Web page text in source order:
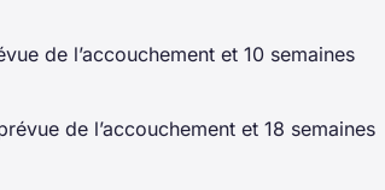
de l’accouchement et 10 semaines
de l’accouchement et 18 semaines